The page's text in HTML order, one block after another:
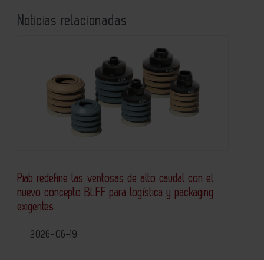
Noticias relacionadas
Piab redefine las ventosas de alto caudal con el
nuevo concepto BLFF para logística y packaging
exigentes
2026-06-19